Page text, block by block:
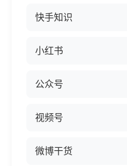
快手知识
小红书
公众号
视频号
微博干货